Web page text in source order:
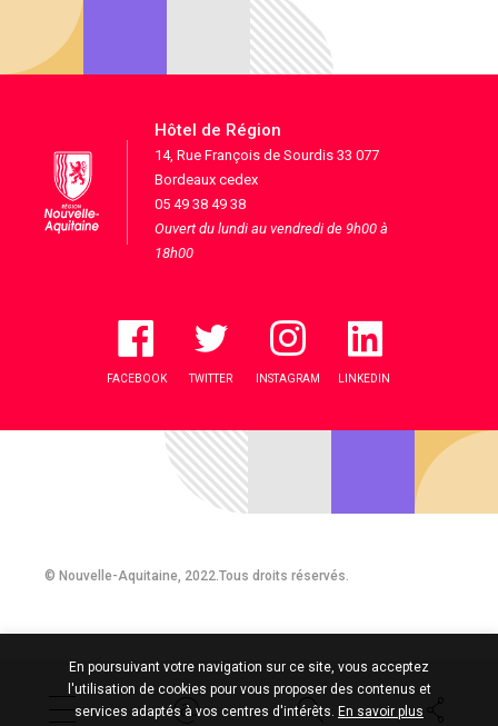
Hôtel de Région
14, Rue François de Sourdis 33 077
Bordeaux cedex
05 49 38 49 38
Ouvert du lundi au vendredi de 9h00 à
18h00
FACEBOOK TWITTER INSTAGRAM LINKEDIN
© Nouvelle-Aquitaine, 2022.Tous droits réservés.
En poursuivant votre navigation sur ce site, vous acceptez
l'utilisation de cookies pour vous proposer des contenus et
services adaptés à vos centres d'intérêts. En savoir plus